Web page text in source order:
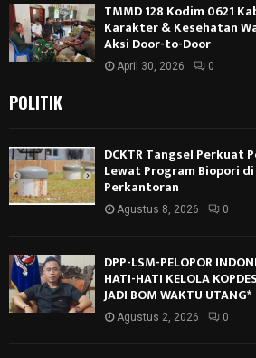
TMMD 128 Kodim 0621
Karakter & Kesehatan
Aksi Door-to-Door
April 30, 2026 0
POLITIK
DCKTR Tangsel Perkuat
Lewat Program Biopori
Perkantoran
Agustus 8, 2026 0
DPP-LSM-PELOPOR
HATI-HATI KELOLA
JADI BOM WAKTU UTANG*
Agustus 2, 2026 0